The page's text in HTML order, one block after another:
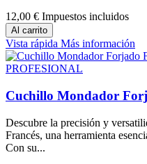
12,00 € Impuestos incluidos
Al carrito
Vista rápida Más información
Cuchillo Mondador
Descubre la precisión y
Francés, una herramienta
Con su...